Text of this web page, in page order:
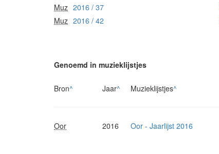
Muz 2016 / 37
Muz 2016 / 42
Genoemd in muzieklijstjes
Bron^ Jaar^ Muzieklijstjes^
Oor 2016 Oor - Jaarlijst 2016